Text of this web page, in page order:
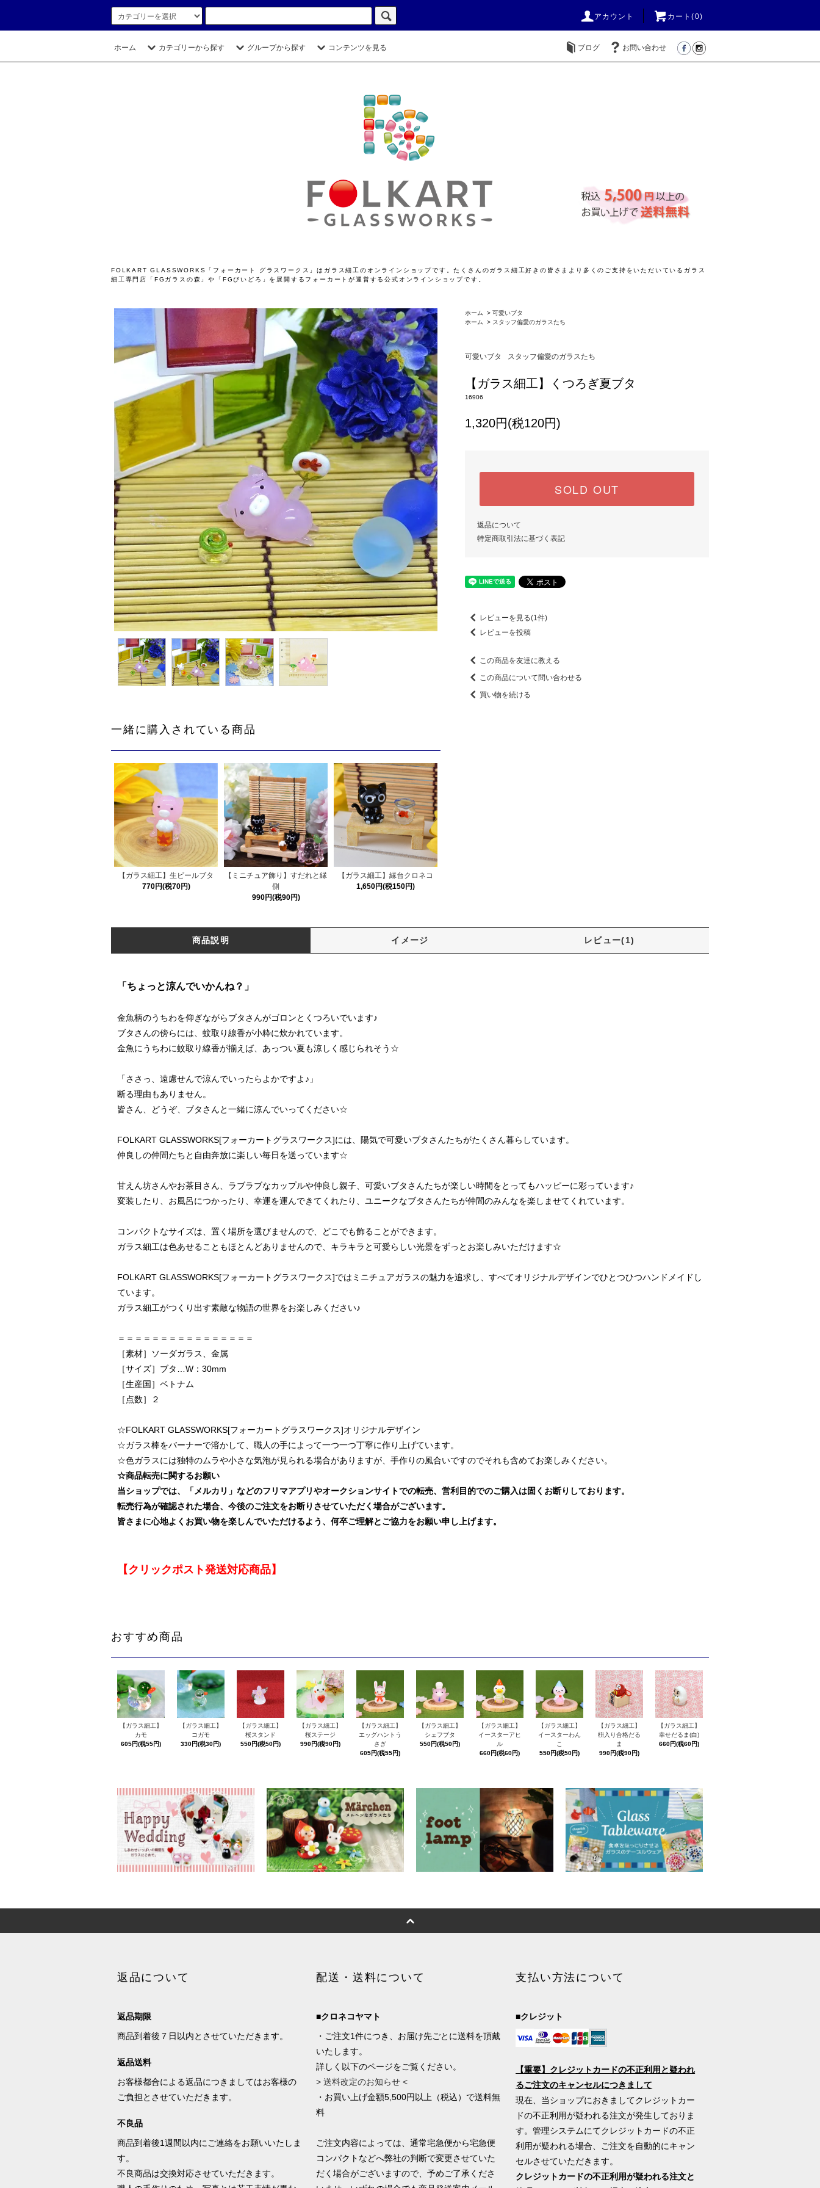
アカウント カート(0)
ホーム カテゴリーから探す グループから探す コンテンツを見る ブログ お問い合わせ
FOLKART GLASSWORKS「フォーカート グラスワークス」はガラス細工のオンラインショップです。たくさんのガラス細工好きの皆さまより多くのご支持をいただいているガラス
細工専門店「FGガラスの森」や「FGびいどろ」を展開するフォーカートが運営する公式オンラインショップです。
一緒に購入されている商品
【ガラス細工】生ビールブタ
770円(税70円)
【ミニチュア飾り】すだれと縁
側
990円(税90円)
【ガラス細工】縁台クロネコ
1,650円(税150円)
ホーム > 可愛いブタ
ホーム
> スタッフ偏愛のガラスたち
可愛いブタ スタッフ偏愛のガラスたち
【ガラス細工】くつろぎ夏ブタ
16906
1,320円(税120円)
SOLD OUT
返品について
特定商取引法に基づく表記
レビューを見る(1件)
レビューを投稿
この商品を友達に教える
この商品について問い合わせる
買い物を続ける
商品説明 イメージ レビュー(1)
「ちょっと涼んでいかんね？」
金魚柄のうちわを仰ぎながらブタさんがゴロンとくつろいでいます♪
ブタさんの傍らには、蚊取り線香が小粋に炊かれています。
金魚にうちわに蚊取り線香が揃えば、あっつい夏も涼しく感じられそう☆
「ささっ、遠慮せんで涼んでいったらよかですよ♪」
断る理由もありません。
皆さん、どうぞ、ブタさんと一緒に涼んでいってください☆
FOLKART GLASSWORKS[フォーカートグラスワークス]には、陽気で可愛いブタさんたちがたくさん暮らしています。
仲良しの仲間たちと自由奔放に楽しい毎日を送っています☆
甘えん坊さんやお茶目さん、ラブラブなカップルや仲良し親子、可愛いブタさんたちが楽しい時間をとってもハッピーに彩っています♪
変装したり、お風呂につかったり、幸運を運んできてくれたり、ユニークなブタさんたちが仲間のみんなを楽しませてくれています。
コンパクトなサイズは、置く場所を選びませんので、どこでも飾ることができます。
ガラス細工は色あせることもほとんどありませんので、キラキラと可愛らしい光景をずっとお楽しみいただけます☆
FOLKART GLASSWORKS[フォーカートグラスワークス]ではミニチュアガラスの魅力を追求し、すべてオリジナルデザインでひとつひつハンドメイドし
ています。
ガラス細工がつくり出す素敵な物語の世界をお楽しみください♪
＝＝＝＝＝＝＝＝＝＝＝＝＝＝＝＝
［素材］ソーダガラス、金属
［サイズ］ブタ…W：30mm
［生産国］ベトナム
［点数］２
☆FOLKART GLASSWORKS[フォーカートグラスワークス]オリジナルデザイン
☆ガラス棒をバーナーで溶かして、職人の手によって一つ一つ丁寧に作り上げています。
☆色ガラスには独特のムラや小さな気泡が見られる場合がありますが、手作りの風合いですのでそれも含めてお楽しみください。
☆商品転売に関するお願い
当ショップでは、「メルカリ」などのフリマアプリやオークションサイトでの転売、営利目的でのご購入は固くお断りしております。
転売行為が確認された場合、今後のご注文をお断りさせていただく場合がございます。
皆さまに心地よくお買い物を楽しんでいただけるよう、何卒ご理解とご協力をお願い申し上げます。
【クリックポスト発送対応商品】
おすすめ商品
【ガラス細工】
カモ
605円(税55円)
【ガラス細工】
コガモ
330円(税30円)
【ガラス細工】
桜スタンド
550円(税50円)
【ガラス細工】
桜ステージ
990円(税90円)
【ガラス細工】
エッグハントう
さぎ
605円(税55円)
【ガラス細工】
シェフブタ
550円(税50円)
【ガラス細工】
イースターアヒ
ル
660円(税60円)
【ガラス細工】
イースターわん
こ
550円(税50円)
【ガラス細工】
枡入り合格だる
ま
990円(税90円)
【ガラス細工】
幸せだるま(白)
660円(税60円)
返品について
返品期限
商品到着後７日以内とさせていただきます。
返品送料
お客様都合による返品につきましてはお客様の
ご負担とさせていただきます。
不良品
商品到着後1週間以内にご連絡をお願いいたしま
す。
不良商品は交換対応させていただきます。
配送・送料について
■クロネコヤマト
・ご注文1件につき、お届け先ごとに送料を頂戴
いたします。
詳しく以下のページをご覧ください。
> 送料改定のお知らせ <
・お買い上げ金額5,500円以上（税込）で送料無
料
ご注文内容によっては、通常宅急便から宅急便
コンパクトなどへ弊社の判断で変更させていた
だく場合がございますので、予めご了承くださ
支払い方法について
■クレジット
【重要】クレジットカードの不正利用と疑われ
るご注文のキャンセルにつきまして
現在、当ショップにおきましてクレジットカー
ドの不正利用が疑われる注文が発生しておりま
す。管理システムにてクレジットカードの不正
利用が疑われる場合、ご注文を自動的にキャン
セルさせていただきます。
クレジットカードの不正利用が疑われる注文と